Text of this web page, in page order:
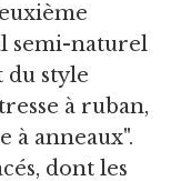
semi-naturel
du style
à ruban,
à anneaux".
dont les